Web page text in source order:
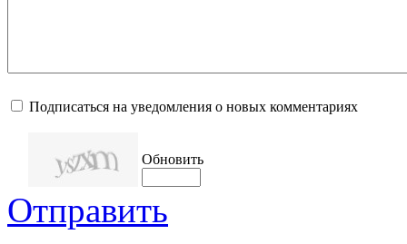
Подписаться на уведомления о новых комментариях
Обновить
Отправить